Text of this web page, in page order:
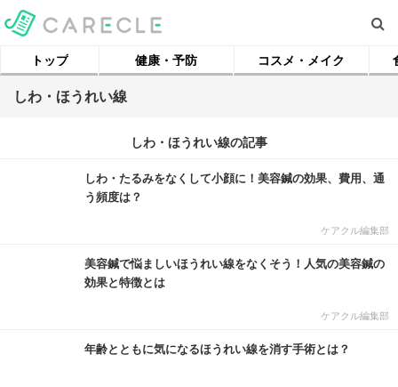
トップ 健康・予防 コスメ・メイク
しわ・ほうれい線
しわ・ほうれい線の記事
しわ・たるみをなくして小顔に！美容鍼の効果、費用、通
う頻度は？
ケアクル編集部
美容鍼で悩ましいほうれい線をなくそう！人気の美容鍼の
効果と特徴とは
ケアクル編集部
年齢とともに気になるほうれい線を消す手術とは？